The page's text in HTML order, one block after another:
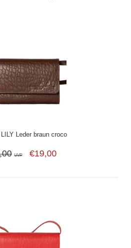
Leder braun croco
UVP €19,00